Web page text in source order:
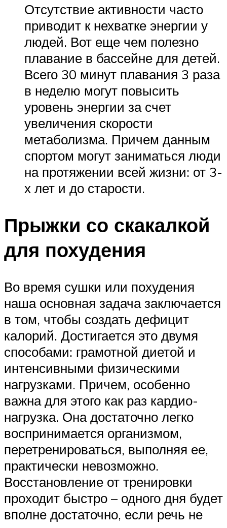
Отсутствие активности часто
приводит к нехватке энергии у
людей. Вот еще чем полезно
плавание в бассейне для детей.
Всего 30 минут плавания 3 раза
в неделю могут повысить
уровень энергии за счет
увеличения скорости
метаболизма. Причем данным
спортом могут заниматься люди
на протяжении всей жизни: от 3-
х лет и до старости.
Прыжки со скакалкой
для похудения
Во время сушки или похудения
наша основная задача заключается
в том, чтобы создать дефицит
калорий. Достигается это двумя
способами: грамотной диетой и
интенсивными физическими
нагрузками. Причем, особенно
важна для этого как раз кардио-
нагрузка. Она достаточно легко
воспринимается организмом,
перетренироваться, выполняя ее,
практически невозможно.
Восстановление от тренировки
проходит быстро – одного дня будет
вполне достаточно, если речь не